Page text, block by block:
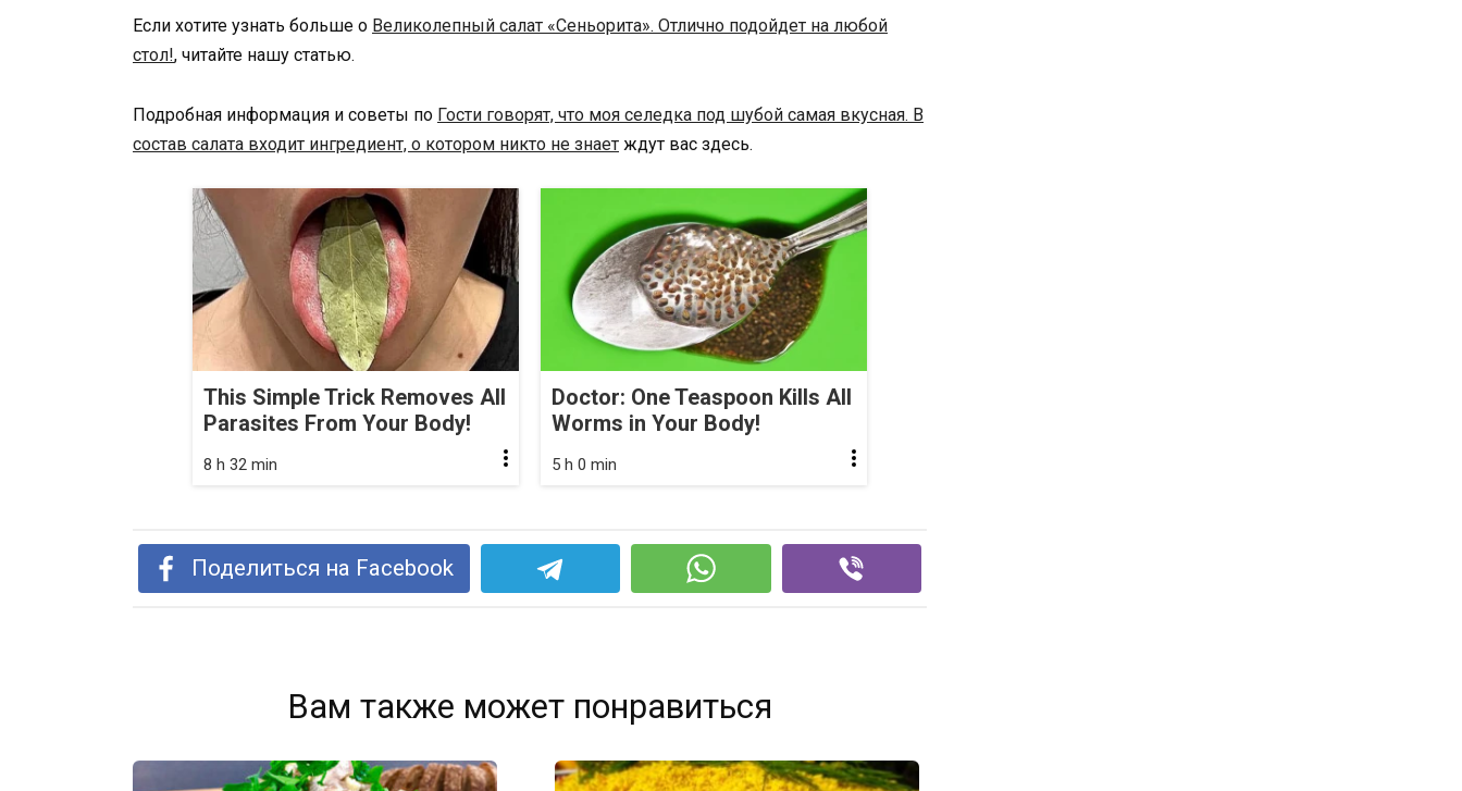
Если хотите узнать больше о Великолепный cалат «Сеньорита». Отлично подойдет на любой
стол!, читайте нашу статью.
Подробная информация и советы по Гости говорят, что моя селедка под шубой самая вкусная. В
состав салата входит ингредиент, о котором никто не знает ждут вас здесь.
This Simple Trick Removes All
Parasites From Your Body!
8 h 32 min
Doctor: One Teaspoon Kills All
Worms in Your Body!
5 h 0 min
Поделиться на Facebook
Вам также может понравиться